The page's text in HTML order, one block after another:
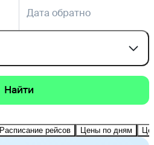
Дата обратно
Найти
Расписание рейсов Цены по дням